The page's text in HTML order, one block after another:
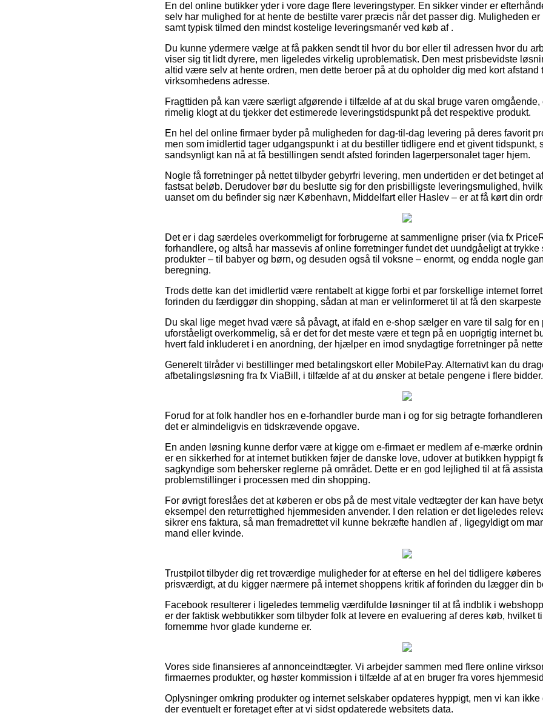
En del online butikker yder i vore dage flere leveringstyper. En sikker vinder er
selv har mulighed for at hente de bestilte varer præcis når det passer dig. Muligheden er
samt typisk tilmed den mindst kostelige leveringsmanér ved køb af .
Du kunne ydermere vælge at få pakken sendt til hvor du bor eller til adressen hvor du
viser sig tit lidt dyrere, men ligeledes virkelig uproblematisk. Den mest prisbevidste
altid være selv at hente ordren, men dette beroer på at du opholder dig med kort afstand
virksomhedens adresse.
Fragttiden på kan være særligt afgørende i tilfælde af at du skal bruge varen omgående,
rimelig klogt at du tjekker det estimerede leveringstidspunkt på det respektive produkt.
En hel del online firmaer byder på muligheden for dag-til-dag levering på deres favorit
men som imidlertid tager udgangspunkt i at du bestiller tidligere end et givent tidspunkt,
sandsynligt kan nå at få bestillingen sendt afsted forinden lagerpersonalet tager hjem.
Nogle få forretninger på nettet tilbyder gebyrfri levering, men undertiden er det betinget
fastsat beløb. Derudover bør du beslutte sig for den prisbilligste leveringsmulighed,
uanset om du befinder sig nær København, Middelfart eller Haslev – er at få kørt din
Det er i dag særdeles overkommeligt for forbrugerne at sammenligne priser (via fx
forhandlere, og altså har massevis af online forretninger fundet det uundgåeligt at
produkter – til babyer og børn, og desuden også til voksne – enormt, og endda nogle
beregning.
Trods dette kan det imidlertid være rentabelt at kigge forbi et par forskellige internet
forinden du færdiggør din shopping, sådan at man er velinformeret til at få den skarpeste
Du skal lige meget hvad være så påvagt, at ifald en e-shop sælger en vare til salg for en
uforståeligt overkommelig, så er det for det meste være et tegn på en uoprigtig internet
hvert fald inkluderet i en anordning, der hjælper en imod snydagtige forretninger på
Generelt tilråder vi bestillinger med betalingskort eller MobilePay. Alternativt kan du
afbetalingsløsning fra fx ViaBill, i tilfælde af at du ønsker at betale pengene i flere bidder.
Forud for at folk handler hos en e-forhandler burde man i og for sig betragte
det er almindeligvis en tidskrævende opgave.
En anden løsning kunne derfor være at kigge om e-firmaet er medlem af e-mærke
er en sikkerhed for at internet butikken føjer de danske love, udover at butikken hyppigt
sagkyndige som behersker reglerne på området. Dette er en god lejlighed til at få
problemstillinger i processen med din shopping.
For øvrigt foreslåes det at køberen er obs på de mest vitale vedtægter der kan have
eksempel den returrettighed hjemmesiden anvender. I den relation er det ligeledes
sikrer ens faktura, så man fremadrettet vil kunne bekræfte handlen af , ligegyldigt om
mand eller kvinde.
Trustpilot tilbyder dig ret troværdige muligheder for at efterse en hel del tidligere
prisværdigt, at du kigger nærmere på internet shoppens kritik af forinden du lægger din
Facebook resulterer i ligeledes temmelig værdifulde løsninger til at få indblik i
er der faktisk webbutikker som tilbyder folk at levere en evaluering af deres køb, hvilket
fornemme hvor glade kunderne er.
Vores side finansieres af annonceindtægter. Vi arbejder sammen med flere online
firmaernes produkter, og høster kommission i tilfælde af at en bruger fra vores
Oplysninger omkring produkter og internet selskaber opdateres hyppigt, men vi kan
der eventuelt er foretaget efter at vi sidst opdaterede websitets data.